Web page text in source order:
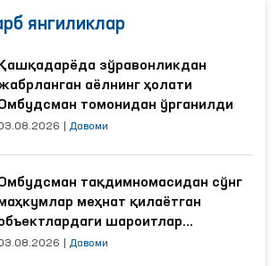
янгиликлар
зўравонликдан
аёлнинг ҳолати
томонидан ўрганилди
Давоми
тақдимномасидан сўнг
меҳнат қилаётган
шароитлар
Давоми